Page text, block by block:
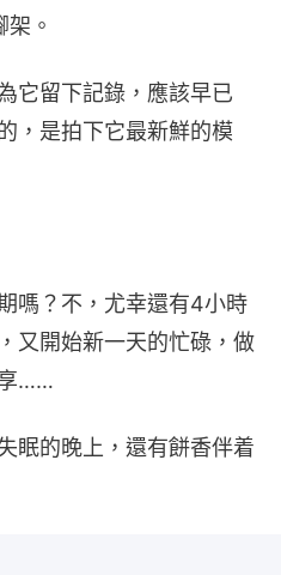
。
它留下記錄，應該早已
，是拍下它最新鮮的模
嗎？不，尤幸還有4小時
又開始新一天的忙碌，做
享……
眠的晚上，還有餅香伴着